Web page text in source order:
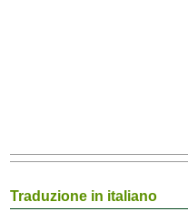
Traduzione in italiano